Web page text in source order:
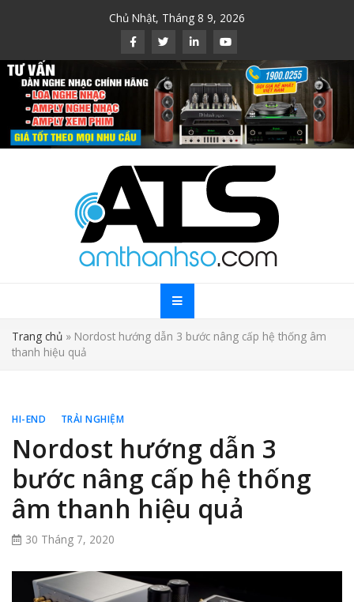
Chủ Nhật, Tháng 8 9, 2026
Trang chủ » Nordost hướng dẫn 3 bước nâng cấp hệ thống âm
thanh hiệu quả
HI-END TRẢI NGHIỆM
Nordost hướng dẫn 3
bước nâng cấp hệ thống
âm thanh hiệu quả
30 Tháng 7, 2020